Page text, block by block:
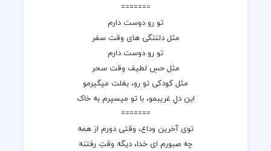
=======
تو رو دوست دارم
مثل دلتنگی های وقت سفر
تو رو دوست دارم
مثل حسِ لطیف وقت سحر
مثل کودکی تو رو، بغلت میگیرمو
این دلِ غریبمو، با تو میسپرم به خاک
=======
توی آخرین وداع، وقتی دورم از همه
چه صبورم ای خدا، دیگه وقتِ رفتنه